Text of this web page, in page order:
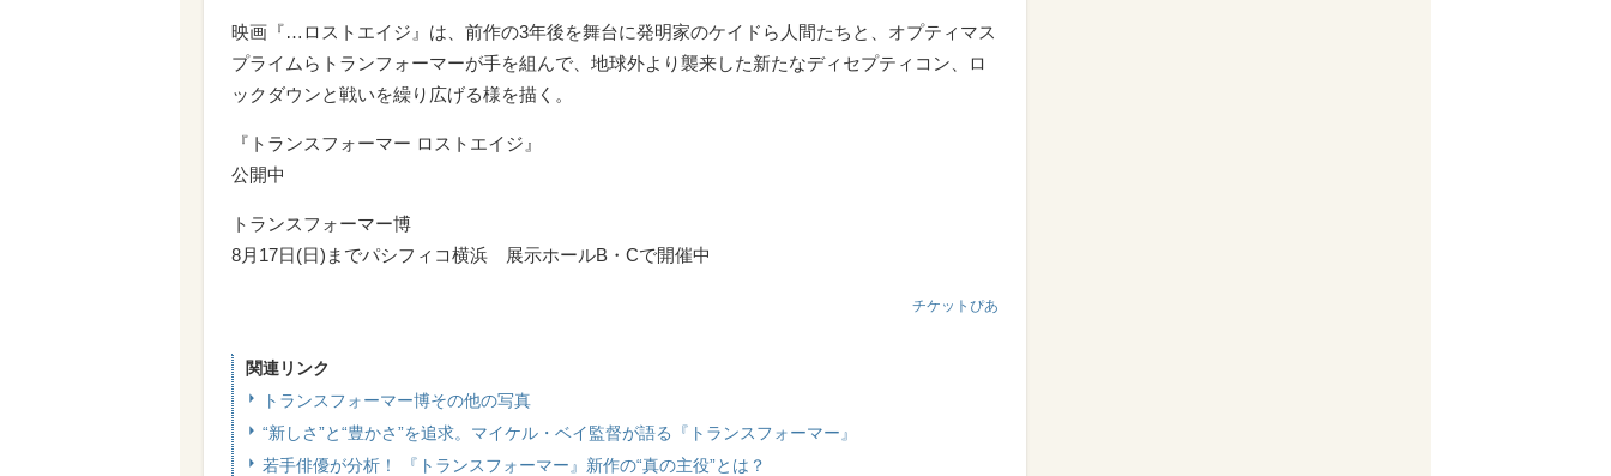
映画『…ロストエイジ』は、前作の3年後を舞台に発明家のケイドら人間たちと、オプティマス
プライムらトランフォーマーが手を組んで、地球外より襲来した新たなディセプティコン、ロ
ックダウンと戦いを繰り広げる様を描く。
『トランスフォーマー ロストエイジ』
公開中
トランスフォーマー博
8月17日(日)までパシフィコ横浜 展示ホールB・Cで開催中
チケットぴあ
関連リンク
トランスフォーマー博その他の写真
“新しさ”と“豊かさ”を追求。マイケル・ベイ監督が語る『トランスフォーマー』
若手俳優が分析！ 『トランスフォーマー』新作の“真の主役”とは？